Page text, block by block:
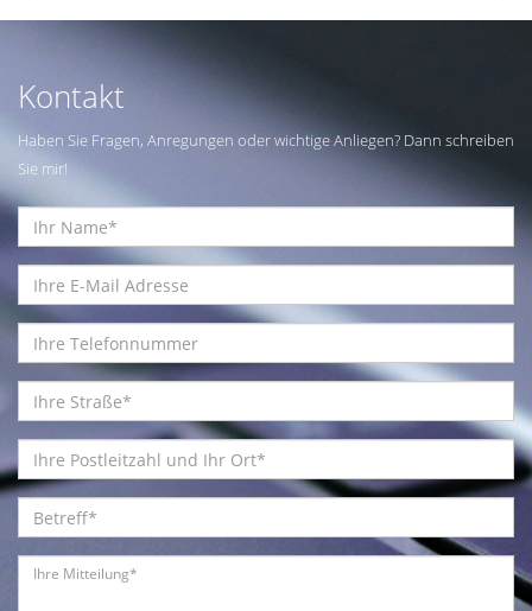
Kontakt
Haben Sie Fragen, Anregungen oder wichtige Anliegen? Dann schreiben
Sie mir!